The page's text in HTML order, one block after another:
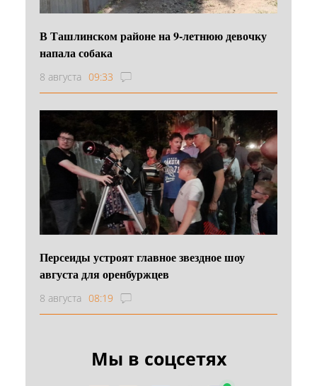
В Ташлинском районе на 9-летнюю девочку
напала собака
8 августа 09:33
Персеиды устроят главное звездное шоу
августа для оренбуржцев
8 августа 08:19
Мы в соцсетях